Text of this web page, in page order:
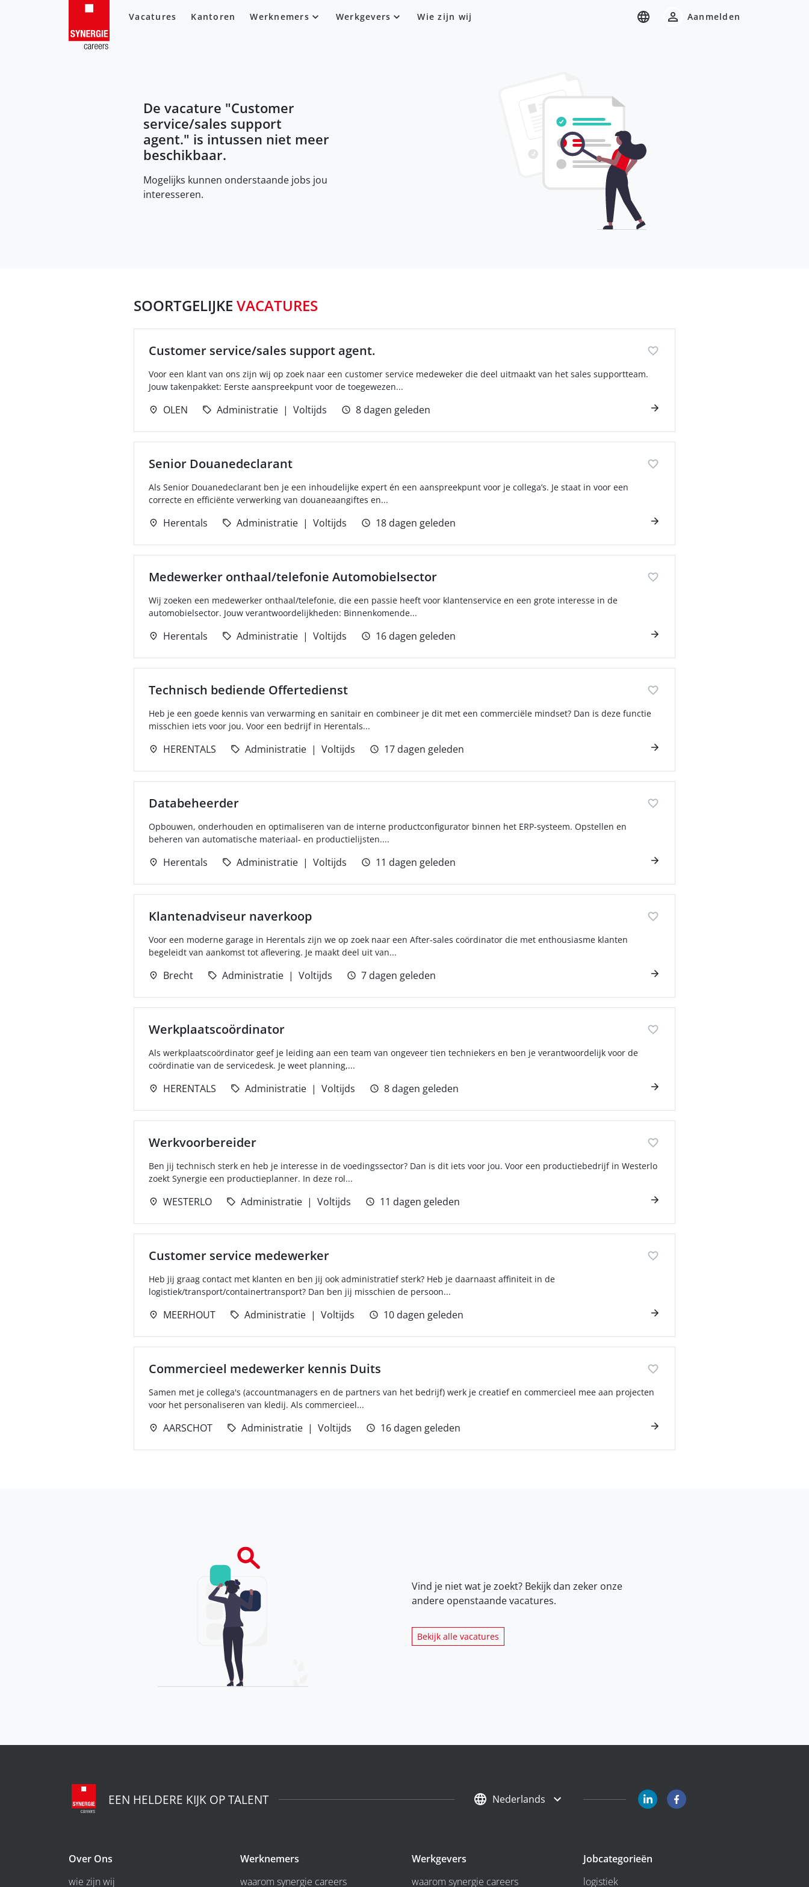
Vacatures Kantoren Werknemers Werkgevers Wie zijn wij Aanmelden
De vacature "Customer
service/sales support
agent." is intussen niet meer
beschikbaar.
Mogelijks kunnen onderstaande jobs jou
interesseren.
SOORTGELIJKE VACATURES
Customer service/sales support agent.
Voor een klant van ons zijn wij op zoek naar een customer service medeweker die deel uitmaakt van het sales supportteam.
Jouw takenpakket: Eerste aanspreekpunt voor de toegewezen...
OLEN Administratie Voltijds 8 dagen geleden
Senior Douanedeclarant
Als Senior Douanedeclarant ben je een inhoudelijke expert én een aanspreekpunt voor je collega’s. Je staat in voor een
correcte en efficiënte verwerking van douaneaangiftes en...
Herentals Administratie Voltijds 18 dagen geleden
Medewerker onthaal/telefonie Automobielsector
Wij zoeken een medewerker onthaal/telefonie, die een passie heeft voor klantenservice en een grote interesse in de
automobielsector. Jouw verantwoordelijkheden: Binnenkomende...
Herentals Administratie Voltijds 16 dagen geleden
Technisch bediende Offertedienst
Heb je een goede kennis van verwarming en sanitair en combineer je dit met een commerciële mindset? Dan is deze functie
misschien iets voor jou. Voor een bedrijf in Herentals...
HERENTALS Administratie Voltijds 17 dagen geleden
Databeheerder
Opbouwen, onderhouden en optimaliseren van de interne productconfigurator binnen het ERP-systeem. Opstellen en
beheren van automatische materiaal- en productielijsten....
Herentals Administratie Voltijds 11 dagen geleden
Klantenadviseur naverkoop
Voor een moderne garage in Herentals zijn we op zoek naar een After-sales coördinator die met enthousiasme klanten
begeleidt van aankomst tot aflevering. Je maakt deel uit van...
Brecht Administratie Voltijds 7 dagen geleden
Werkplaatscoördinator
Als werkplaatscoördinator geef je leiding aan een team van ongeveer tien techniekers en ben je verantwoordelijk voor de
coördinatie van de servicedesk. Je weet planning,...
HERENTALS Administratie Voltijds 8 dagen geleden
Werkvoorbereider
Ben jij technisch sterk en heb je interesse in de voedingssector? Dan is dit iets voor jou. Voor een productiebedrijf in Westerlo
zoekt Synergie een productieplanner. In deze rol...
WESTERLO Administratie Voltijds 11 dagen geleden
Customer service medewerker
Heb jij graag contact met klanten en ben jij ook administratief sterk? Heb je daarnaast affiniteit in de
logistiek/transport/containertransport? Dan ben jij misschien de persoon...
MEERHOUT Administratie Voltijds 10 dagen geleden
Commercieel medewerker kennis Duits
Samen met je collega's (accountmanagers en de partners van het bedrijf) werk je creatief en commercieel mee aan projecten
voor het personaliseren van kledij. Als commercieel...
AARSCHOT Administratie Voltijds 16 dagen geleden
Vind je niet wat je zoekt? Bekijk dan zeker onze
andere openstaande vacatures.
Bekijk alle vacatures
EEN HELDERE KIJK OP TALENT Nederlands
Over Ons
wie zijn wij
Werknemers
waarom synergie careers
Werkgevers
waarom synergie careers
Jobcategorieën
logistiek